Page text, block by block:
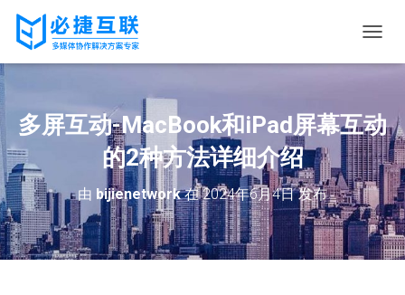
换
多屏互动-MacBook和iPad屏幕互动
的2种方法详细介绍
由 bijienetwork在2024年6月4日发布